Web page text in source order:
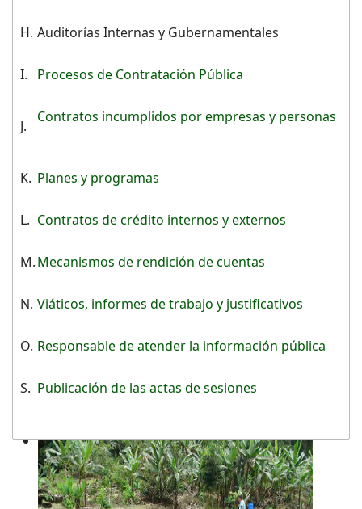
H. Auditorías Internas y Gubernamentales
I. Procesos de Contratación Pública
J.
Contratos incumplidos por empresas y personas
K. Planes y programas
L. Contratos de crédito internos y externos
M.Mecanismos de rendición de cuentas
N. Viáticos, informes de trabajo y justificativos
O. Responsable de atender la información pública
S. Publicación de las actas de sesiones